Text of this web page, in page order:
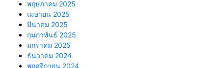
พฤษภาคม 2025
เมษายน 2025
มีนาคม 2025
กุมภาพันธ์ 2025
มกราคม 2025
ธันวาคม 2024
พฤศจิกายน 2024